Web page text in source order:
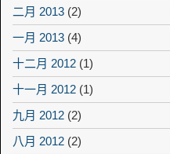
二月 2013 (2)
一月 2013 (4)
十二月 2012 (1)
十一月 2012 (1)
九月 2012 (2)
八月 2012 (2)